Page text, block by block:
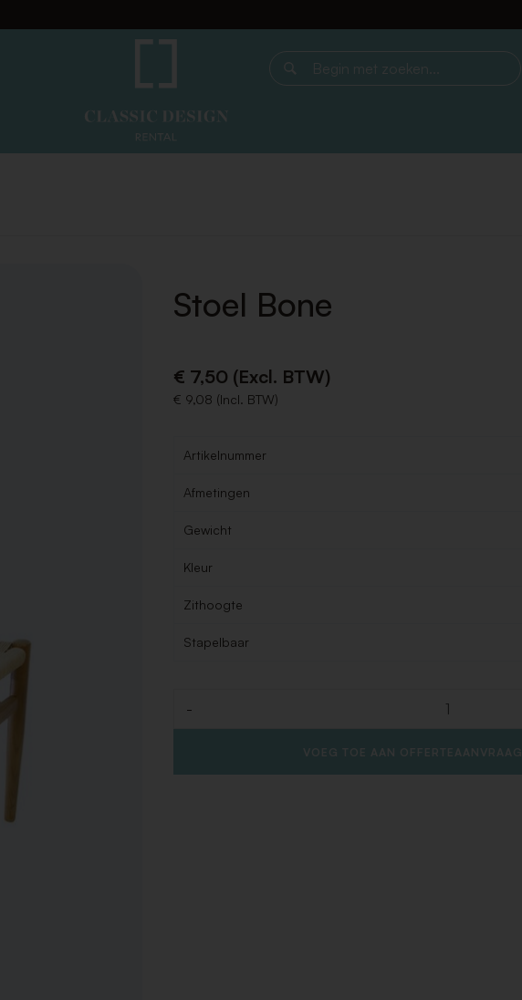
Begin met zoeken...
Stoel Bone
€ 7,50 (Excl. BTW)
€ 9,08 (Incl. BTW)
Artikelnummer
Afmetingen
Gewicht
Kleur
Zithoogte
Stapelbaar
-
VOEG TOE AAN OFFERTEAANVRAAG